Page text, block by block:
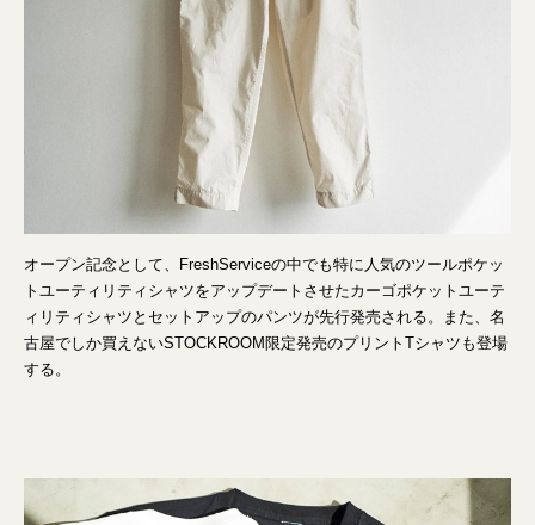
オープン記念として、FreshServiceの中でも特に人気のツールポケッ
トユーティリティシャツをアップデートさせたカーゴポケットユーテ
ィリティシャツとセットアップのパンツが先行発売される。また、名
古屋でしか買えないSTOCKROOM限定発売のプリントTシャツも登場
する。